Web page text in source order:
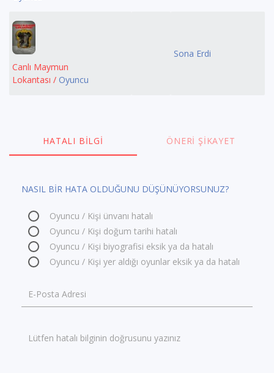
Canlı Maymun
Lokantası / Oyuncu
Sona Erdi
HATALI BILGI ÖNERI ŞIKAYET
NASIL BİR HATA OLDUĞUNU DÜŞÜNÜYORSUNUZ?
Oyuncu / Kişi ünvanı hatalı
Oyuncu / Kişi doğum tarihi hatalı
Oyuncu / Kişi biyografisi eksik ya da hatalı
Oyuncu / Kişi yer aldığı oyunlar eksik ya da hatalı
E-Posta Adresi
Lütfen hatalı bilginin doğrusunu yazınız